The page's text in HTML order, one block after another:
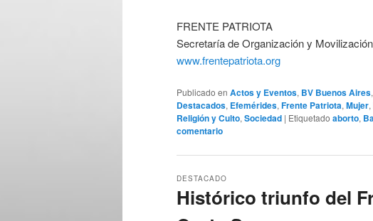
FRENTE PATRIOTA
Secretaría de Organización y Movilización
www.frentepatriota.org
Publicado en Actos y Eventos, BV Buenos Aires,
Destacados, Efemérides, Frente Patriota, Mujer,
Religión y Culto, Sociedad | Etiquetado aborto,
comentario
Histórico triunfo del
DESTACADO